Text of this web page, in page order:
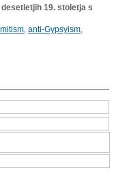
19. stoletja s
, anti-Gypsyism,